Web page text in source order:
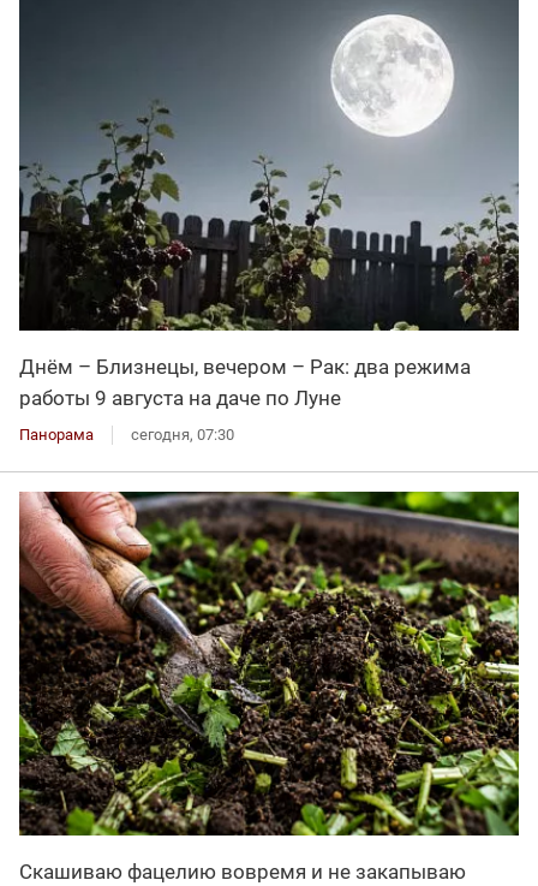
Днём – Близнецы, вечером – Рак: два режима
работы 9 августа на даче по Луне
Панорама сегодня, 07:30
Скашиваю фацелию вовремя и не закапываю